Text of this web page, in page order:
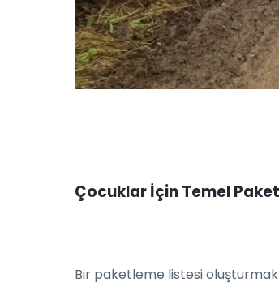
Çocuklar İçin Temel
Bir paketleme listesi oluşturmak